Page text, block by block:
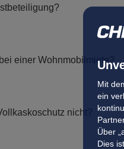
Mit
ein
Über
Dies
einer Wohnmobilmiete?
nicht?